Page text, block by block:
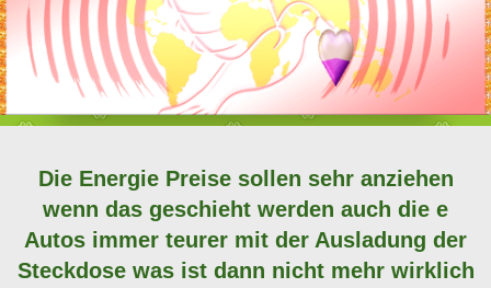
Die Energie Preise sollen sehr anziehen
wenn das geschieht werden auch die e
Autos immer teurer mit der Ausladung der
Steckdose was ist dann nicht mehr wirklich